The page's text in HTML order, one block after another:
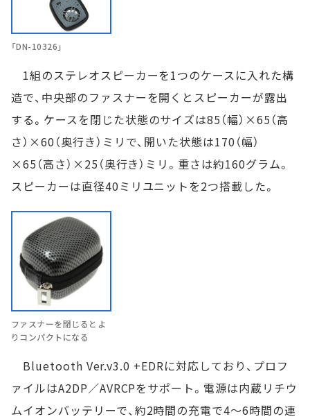
「DN-10326」
1組のステレオスピーカーを1つのケースに入れた構
造で、中央部のファスナーを開くとスピーカーが露出
する。ケースを閉じた状態のサイズは85（幅）×65（高
さ）×60（奥行き）ミリで、開いた状態は170（幅）
×65（高さ）×25（奥行き）ミリ。重さは約160グラム。
スピーカーは直径40ミリユニットを2つ搭載した。
ファスナーを閉じるとよ
りコンパクトになる
Bluetooth Ver.v3.0 +EDRに対応しており、プロフ
ァイルはA2DP／AVRCPをサポート。電源は内蔵リチウ
ムイオンバッテリーで、約2時間の充電で4～6時間の連